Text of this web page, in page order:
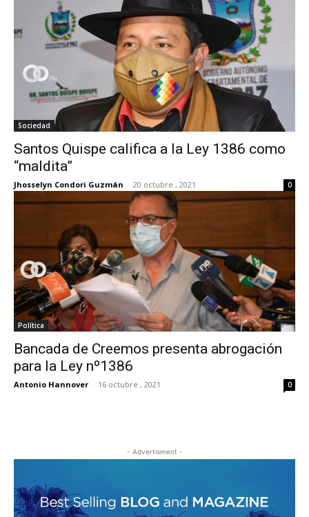
Sociedad
Santos Quispe califica a la Ley 1386 como
“maldita”
Jhosselyn Condori Guzmán - 20 octubre , 2021 0
Política
Bancada de Creemos presenta abrogación
para la Ley nº1386
Antonio Hannover - 16 octubre , 2021 0
- Advertisment -